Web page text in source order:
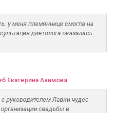
у меня племяннице смогла на
диетолога оказалась
Екатерина Акимова
руководителем Лавки чудес
свадьбы в